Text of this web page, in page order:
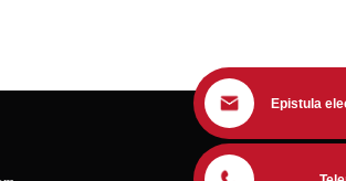
Epistula